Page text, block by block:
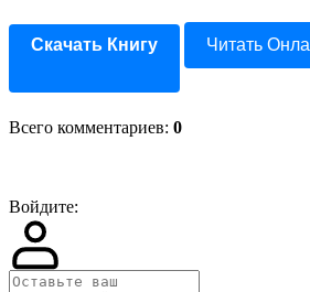
Скачать Книгу Читать
Всего комментариев: 0
Войдите: